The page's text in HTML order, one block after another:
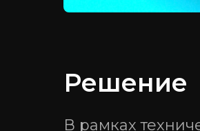
Решение
В рамках